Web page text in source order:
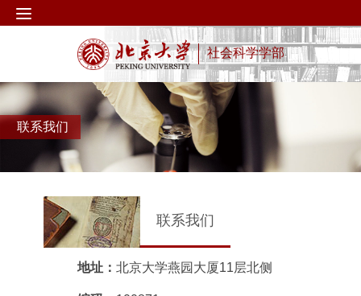
社会科学学部
联系我们
联系我们
地址： 北京大学燕园大厦11层北侧